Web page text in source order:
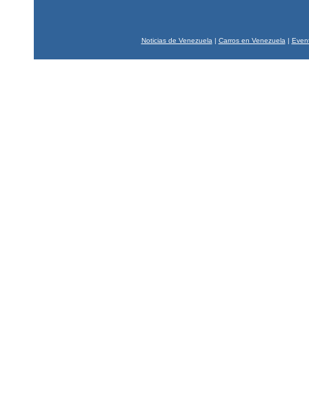
Noticias de Venezuela | Carros en Venezuela |